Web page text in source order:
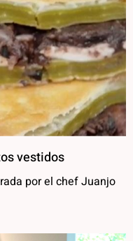
vestidos
por el chef Juanjo